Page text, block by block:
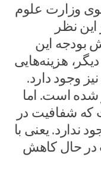
وزارت علوم
نظر
بودجه این
هزینه‌هایی
وجود دارد.
شده است. اما
شفافیت در
ندارد. یعنی با
در حال کاهش